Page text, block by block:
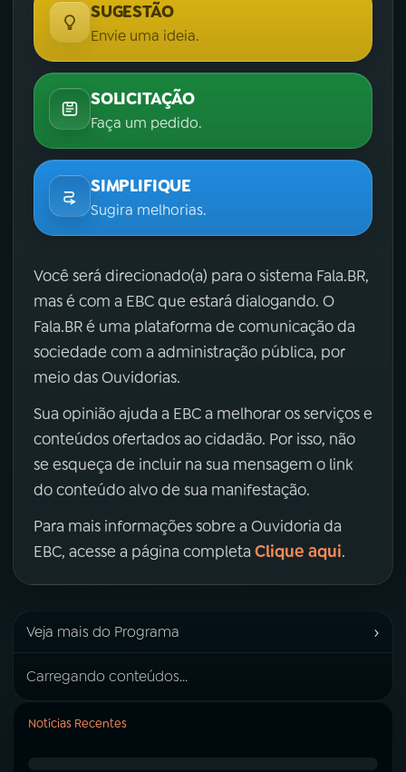
SUGESTÃO
Envie uma ideia.
SOLICITAÇÃO
Faça um pedido.
SIMPLIFIQUE
Sugira melhorias.
Você será direcionado(a) para o sistema Fala.BR,
mas é com a EBC que estará dialogando. O
Fala.BR é uma plataforma de comunicação da
sociedade com a administração pública, por
meio das Ouvidorias.
Sua opinião ajuda a EBC a melhorar os serviços e
conteúdos ofertados ao cidadão. Por isso, não
se esqueça de incluir na sua mensagem o link
do conteúdo alvo de sua manifestação.
Para mais informações sobre a Ouvidoria da
EBC, acesse a página completa Clique aqui.
Veja mais do Programa ›
Carregando conteúdos...
Notícias Recentes